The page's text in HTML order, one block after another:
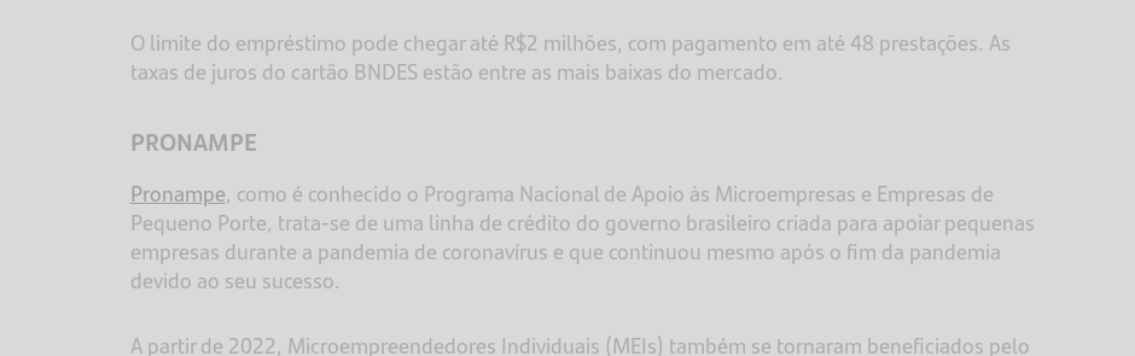
O limite do empréstimo pode chegar até R$2 milhões, com pagamento em até 48 prestações. As
taxas de juros do cartão BNDES estão entre as mais baixas do mercado.
PRONAMPE
Pronampe, como é conhecido o Programa Nacional de Apoio às Microempresas e Empresas de
Pequeno Porte, trata-se de uma linha de crédito do governo brasileiro criada para apoiar pequenas
empresas durante a pandemia de coronavírus e que continuou mesmo após o fim da pandemia
devido ao seu sucesso.
A partir de 2022, Microempreendedores Individuais (MEIs) também se tornaram beneficiados pelo